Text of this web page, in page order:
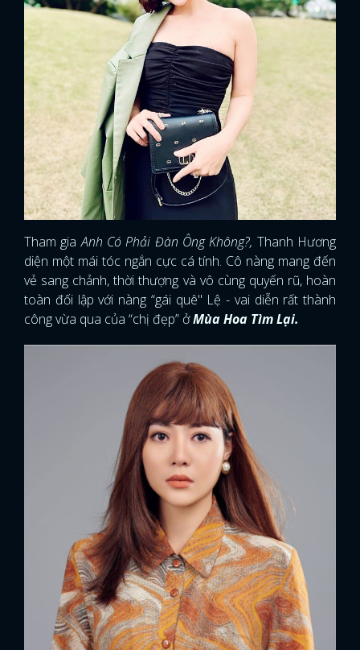
Tham giaAnh Có Phải Đàn Ông Không?, Thanh Hương
diện một mái tóc ngắn cực cá tính. Cô nàng mang đến
vẻ sang chảnh, thời thượng và vô cùng quyến rũ, hoàn
toàn đối lập với nàng “gái quê" Lệ - vai diễn rất thành
công vừa qua của “chị đẹp” ởMùa Hoa Tìm Lại.